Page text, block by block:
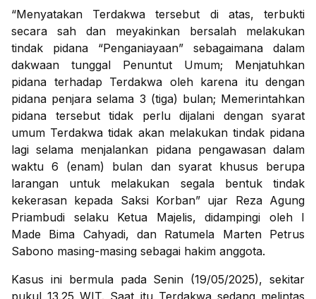
“Menyatakan Terdakwa tersebut di atas, terbukti
secara sah dan meyakinkan bersalah melakukan
tindak pidana “Penganiayaan” sebagaimana dalam
dakwaan tunggal Penuntut Umum; Menjatuhkan
pidana terhadap Terdakwa oleh karena itu dengan
pidana penjara selama 3 (tiga) bulan; Memerintahkan
pidana tersebut tidak perlu dijalani dengan syarat
umum Terdakwa tidak akan melakukan tindak pidana
lagi selama menjalankan pidana pengawasan dalam
waktu 6 (enam) bulan dan syarat khusus berupa
larangan untuk melakukan segala bentuk tindak
kekerasan kepada Saksi Korban” ujar Reza Agung
Priambudi selaku Ketua Majelis, didampingi oleh I
Made Bima Cahyadi, dan Ratumela Marten Petrus
Sabono masing-masing sebagai hakim anggota.
Kasus ini bermula pada Senin (19/05/2025), sekitar